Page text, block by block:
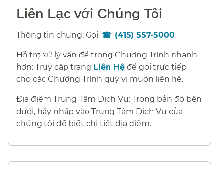
Liên Lạc với Chúng Tôi​​
Thông tin chung: Gọi (415) 557-5000.​​
Hỗ trợ xử lý vấn đề trong Chương Trình nhanh
hơn: Truy cập trang Liên Hệ để gọi trực tiếp
cho các Chương Trình quý vị muốn liên hệ.​​
Địa điểm Trung Tâm Dịch Vụ: Trong bản đồ bên
dưới, hãy nhấp vào Trung Tâm Dịch Vụ của
chúng tôi để biết chi tiết địa điểm.​​